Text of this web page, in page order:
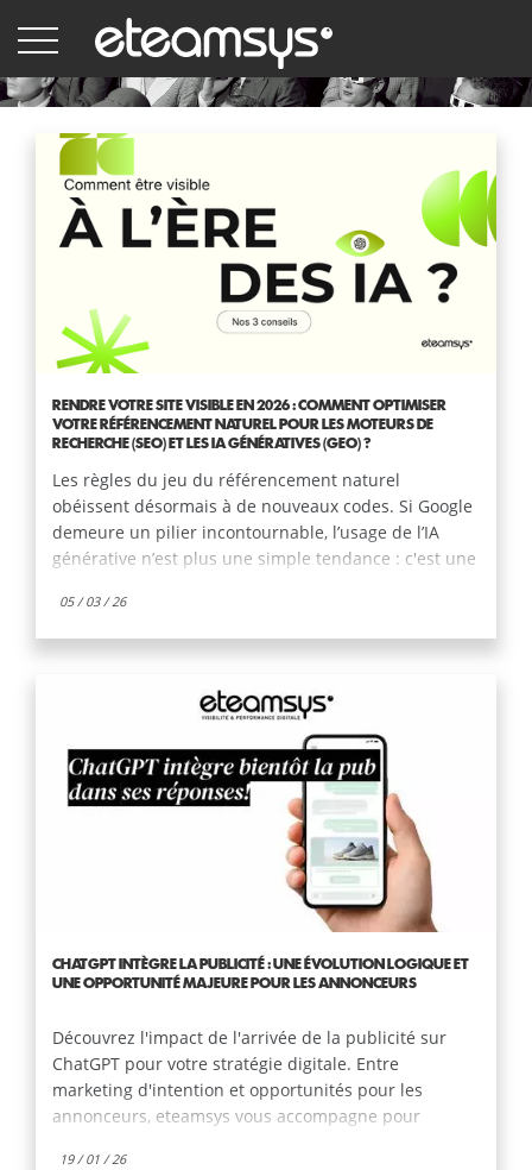
au
principal
RENDRE VOTRE SITE VISIBLE EN 2026 : COMMENT OPTIMISER
VOTRE RÉFÉRENCEMENT NATUREL POUR LES MOTEURS DE
RECHERCHE (SEO) ET LES IA GÉNÉRATIVES (GEO) ?
Les règles du jeu du référencement naturel
obéissent désormais à de nouveaux codes. Si Google
demeure un pilier incontournable, l’usage de l’IA
générative n’est plus une simple tendance : c'est une
recherche d'information migre massivement vers des
outils capables de comprendre et de répondre en
pour l'utilisateur, soulève un défi stratégique pour les
acteurs du web : comment maintenir sa visibilité et
sa valeur quand le clic vers le site devient optionnel
pour l'internaute ?
05 / 03 / 26
CHATGPT INTÈGRE LA PUBLICITÉ : UNE ÉVOLUTION LOGIQUE ET
UNE OPPORTUNITÉ MAJEURE POUR LES ANNONCEURS
Découvrez l'impact de l'arrivée de la publicité sur
ChatGPT pour votre stratégie digitale. Entre
marketing d'intention et opportunités pour les
annonceurs, eteamsys vous accompagne pour
19 / 01 / 26
PAGINATIONPage
courante